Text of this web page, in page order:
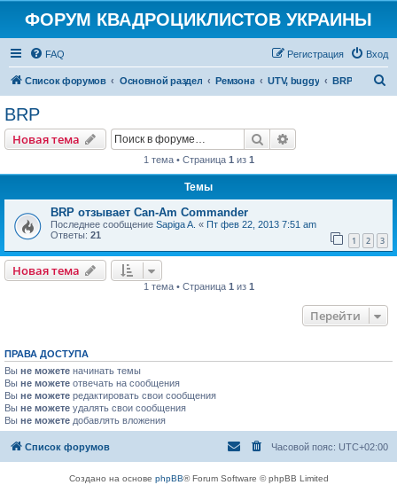
ФОРУМ КВАДРОЦИКЛИСТОВ УКРАИНЫ
FAQ Вход
Регистрация
Список форумов Основной раздел Ремзона UTV, buggy BRP
BRP
Новая тема Поиск
1 тема • Страница 1 из 1
Темы
BRP отзывает Can-Am Commander
Последнее сообщение Sapiga A. « Пт фев 22, 2013 7:51 am
Ответы: 21 1 2 3
Новая тема
1 тема • Страница 1 из 1
Перейти
ПРАВА ДОСТУПА
Вы не можете начинать темы
Вы не можете отвечать на сообщения
Вы не можете редактировать свои сообщения
Вы не можете удалять свои сообщения
Вы не можете добавлять вложения
Список форумов Часовой пояс: UTC+02:00
Создано на основе phpBB® Forum Software © phpBB Limited